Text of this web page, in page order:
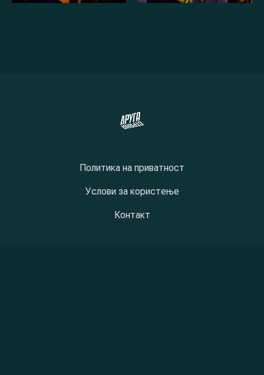
Политика на приватност
Услови за користење
Контакт